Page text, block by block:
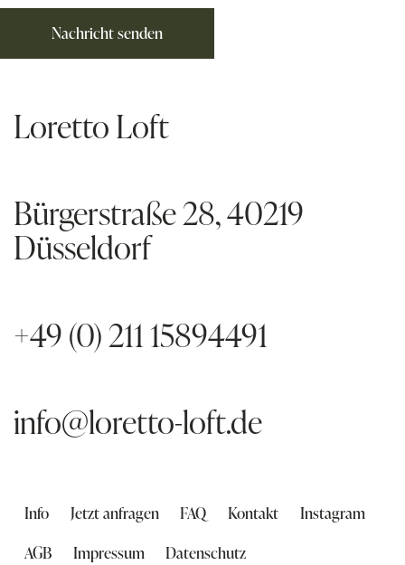
Loretto Loft
Bürgerstraße 28, 40219
Düsseldorf
+49 (0) 211 15894491
info@loretto-loft.de
Info Jetzt anfragen FAQ Kontakt
Instagram
AGB
Impressum Datenschutz